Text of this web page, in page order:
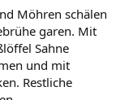
Möhren schälen
garen. Mit
Sahne
und mit
Restliche